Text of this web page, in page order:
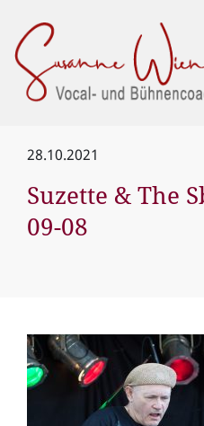
28.10.2021
Suzette & The
09-08